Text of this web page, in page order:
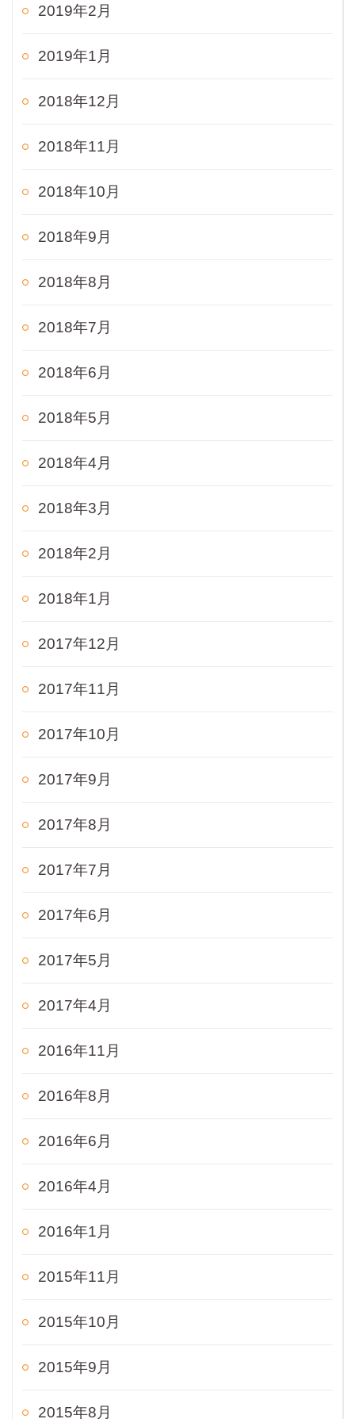
2019年2月
2019年1月
2018年12月
2018年11月
2018年10月
2018年9月
2018年8月
2018年7月
2018年6月
2018年5月
2018年4月
2018年3月
2018年2月
2018年1月
2017年12月
2017年11月
2017年10月
2017年9月
2017年8月
2017年7月
2017年6月
2017年5月
2017年4月
2016年11月
2016年8月
2016年6月
2016年4月
2016年1月
2015年11月
2015年10月
2015年9月
2015年8月